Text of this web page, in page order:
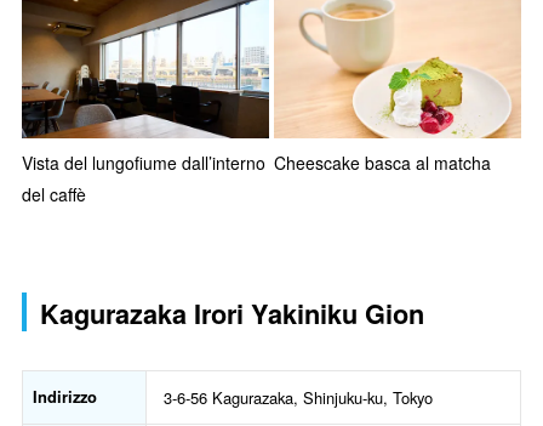
Vista del lungofiume dall’interno
del caffè
Cheescake basca al matcha
Kagurazaka Irori Yakiniku Gion
Indirizzo 3-6-56 Kagurazaka, Shinjuku-ku, Tokyo